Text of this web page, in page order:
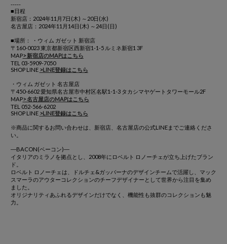
-----
■日程
新宿店：2024年11月7日(木) ～20日(水)
名古屋店：2024年11月14日(木) ～24日(日)
■場所： ・ウィム ガゼット 新宿店
〒160-0023 東京都新宿区西新宿1-1-5 ルミネ新宿1 3F
MAP> 新宿店のMAPはこちら
TEL 03-5909-7050
SHOP LINE >LINE登録はこちら
・ウィム ガゼット 名古屋店
〒450-6602 愛知県名古屋市中村区名駅1-1-3 タカシマヤゲートタワーモール2F
MAP> 名古屋店のMAPはこちら
TEL 052-566-6202
SHOP LINE >LINE登録はこちら
※商品に関するお問い合わせは、新宿店、名古屋店の公式LINEまでご連絡くださ
い。
―BACON(ベーコン)―
イタリアのミラノを拠点とし、2008年にロベルト ロノーチェが立ち上げたブラン
ド。
ロベルト ロノーチェは、ドルチェ&ガッバーナのデザインチームで活躍し、マック
スマーラのアウターコレクションのチーフデザイナーとして世界から注目を集め
ました。
オリジナリティあふれるデザインだけでなく、機能性も抜群のコレクションも魅
力。